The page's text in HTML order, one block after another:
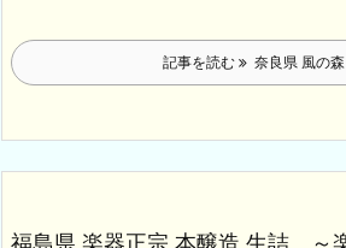
記事を読む 奈良県 風の
福島県 楽器正宗 本醸造 生詰 ～